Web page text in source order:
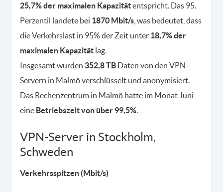
25,7% der maximalen Kapazitätentspricht. Das 95.
Perzentil landete bei 1870 Mbit/s , was bedeutet, dass
die Verkehrslast in 95% der Zeit unter 18,7% der
maximalen Kapazität lag.
Insgesamt wurden 352,8 TB Daten von den VPN-
Servern in Malmö verschlüsselt und anonymisiert.
Das Rechenzentrum in Malmö hatte im Monat Juni
eine Betriebszeit von über 99,5%.
VPN-Server in Stockholm,
Schweden
Verkehrsspitzen (Mbit/s)